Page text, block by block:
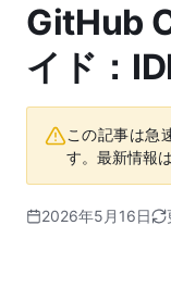
GitHub
イド：
この記事は急
す。最新情報
2026年5月16日